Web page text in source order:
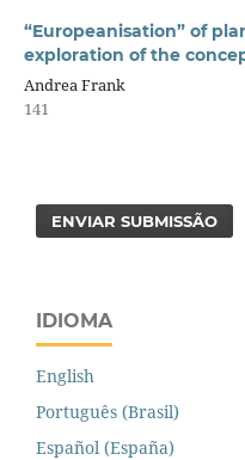
“Europeanisation” of
exploration of the
Andrea Frank
141
ENVIAR SUBMISSÃO
IDIOMA
English
Português (Brasil)
Español (España)